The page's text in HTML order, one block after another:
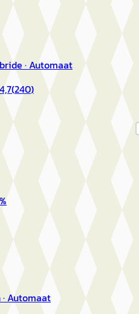
· Automaat
4,7(240)
· Automaat